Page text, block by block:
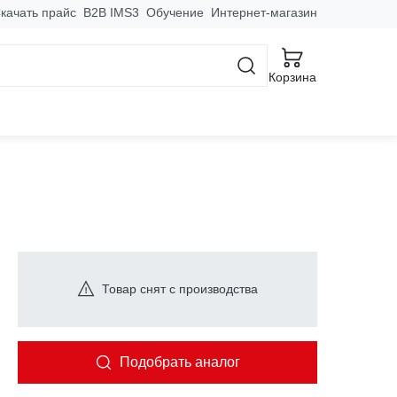
прайс B2B IMS3 Обучение Интернет-магазин
Корзина
Товар снят с производства
Подобрать аналог